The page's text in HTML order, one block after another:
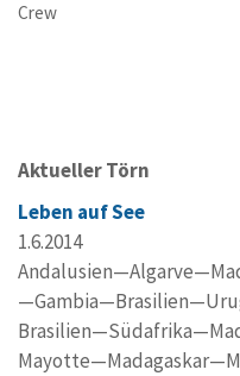
Crew
Aktueller Törn
Leben auf See
1.6.2014